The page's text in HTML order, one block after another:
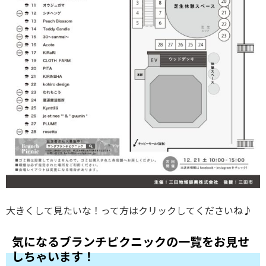
大きくして見たいな！って方はクリックしてくださいね♪
気になるブランチピクニックの一覧をお見せ
しちゃいます！